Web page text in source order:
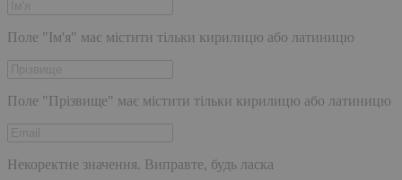
Поле "Ім'я" має містити тільки кирилицю або латиницю
Поле "Прізвище" має містити тільки кирилицю або латиницю
Некоректне значення. Виправте, будь ласка